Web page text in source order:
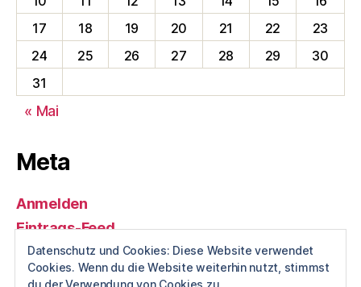
17
18 19 20 21 22
23
24
25 26 27 28 29
30
31
« Mai
Meta
Anmelden
Eintrags-Feed
Kommentar-Feed
WordPress.org
Datenschutz und Cookies: Diese Website verwendet
Cookies. Wenn du die Website weiterhin nutzt, stimmst
du der Verwendung von Cookies zu.